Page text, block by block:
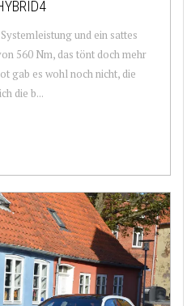
und ein sattes
560 Nm, das tönt doch mehr
gab es wohl noch nicht, die
die b...